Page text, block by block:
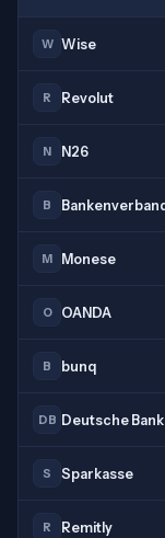
W Wise
R Revolut
N N26
B
M Monese
O OANDA
B bunq
DB Deutsche Bank
S Sparkasse
R Remitly